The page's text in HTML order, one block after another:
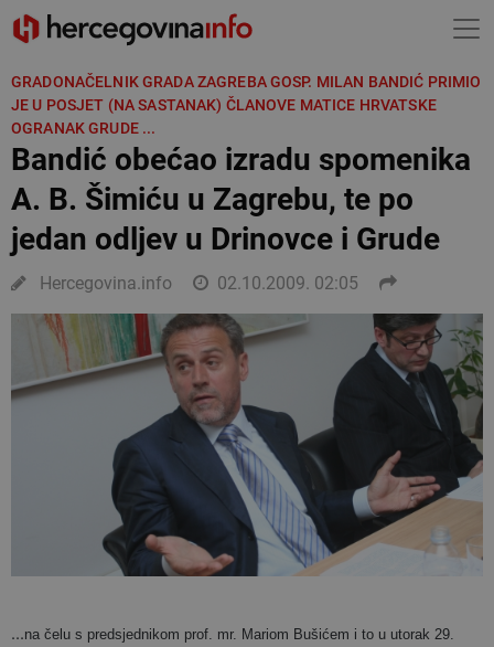
GRADONAČELNIK GRADA ZAGREBA GOSP. MILAN BANDIĆ PRIMIO
JE U POSJET (NA SASTANAK) ČLANOVE MATICE HRVATSKE
OGRANAK GRUDE ...
Bandić obećao izradu spomenika
A. B. Šimiću u Zagrebu, te po
jedan odljev u Drinovce i Grude
Hercegovina.info 02.10.2009. 02:05
...na čelu s predsjednikom prof. mr. Mariom Bušićem i to u utorak 29.